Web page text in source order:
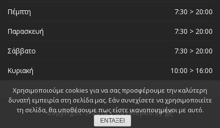
Πέμπτη 7:30 > 20:00
Παρασκευή 7:30 > 20:00
Σάββατο 7:30 > 20:00
Κυριακή 10:00 > 16:00
Copyright © 2018 | Developed By
Χρησιμοποιούμε cookies για να σας προσφέρουμε την καλύτερη
δυνατή εμπειρία στη σελίδα μας. Εάν συνεχίσετε να χρησιμοποιείτε
τη σελίδα, θα υποθέσουμε πως είστε ικανοποιημένοι με αυτό.
ΕΝΤΆΞΕΙ